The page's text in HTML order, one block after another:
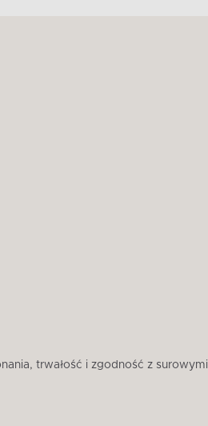
trwałość i zgodność z surowymi